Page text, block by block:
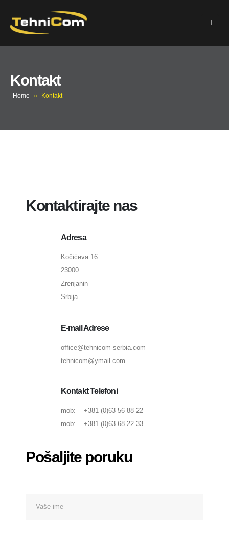
Kontakt
Home » Kontakt
Kontaktirajte nas
Adresa
Kočićeva 16
23000
Zrenjanin
Srbija
E-mail Adrese
office@tehnicom-serbia.com
tehnicom@ymail.com
Kontakt Telefoni
mob: +381 (0)63 56 88 22
mob: +381 (0)63 68 22 33
Pošaljite poruku